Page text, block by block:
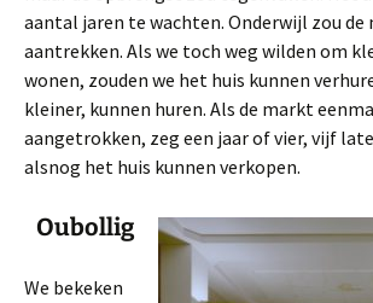
aantal jaren te wachten. Onderwijl zou de
aantrekken. Als we toch weg wilden om
wonen, zouden we het huis kunnen
kleiner, kunnen huren. Als de markt
aangetrokken, zeg een jaar of vier, vijf
alsnog het huis kunnen verkopen.
Oubollig
We bekeken